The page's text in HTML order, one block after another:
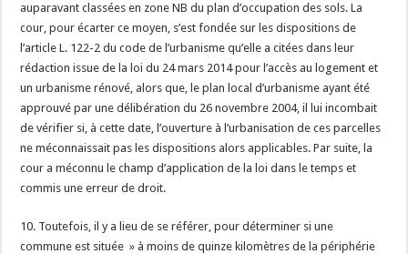
auparavant classées en zone NB du plan d’occupation des sols. La
cour, pour écarter ce moyen, s’est fondée sur les dispositions de
l’article L. 122-2 du code de l’urbanisme qu’elle a citées dans leur
rédaction issue de la loi du 24 mars 2014 pour l’accès au logement et
un urbanisme rénové, alors que, le plan local d’urbanisme ayant été
approuvé par une délibération du 26 novembre 2004, il lui incombait
de vérifier si, à cette date, l’ouverture à l’urbanisation de ces parcelles
ne méconnaissait pas les dispositions alors applicables. Par suite, la
cour a méconnu le champ d’application de la loi dans le temps et
commis une erreur de droit.
10. Toutefois, il y a lieu de se référer, pour déterminer si une
commune est située » à moins de quinze kilomètres de la périphérie